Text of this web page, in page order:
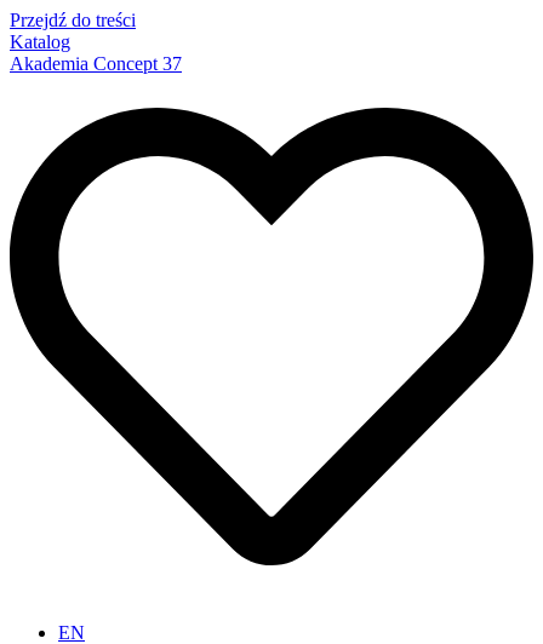
Przejdź do treści
Katalog
Akademia Concept 37
EN